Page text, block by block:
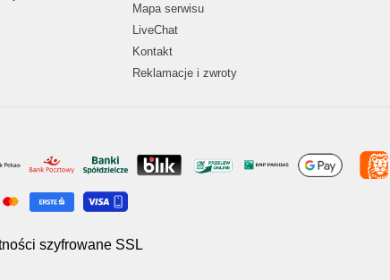
Mapa serwisu
LiveChat
Kontakt
Reklamacje i zwroty
szyfrowane SSL